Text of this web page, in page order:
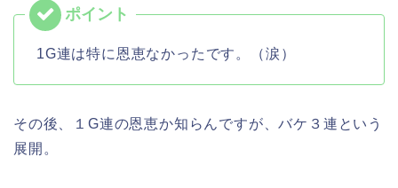
1G連は特に恩恵なかったです。（涙）
その後、１G連の恩恵か知らんですが、バケ３連という
展開。